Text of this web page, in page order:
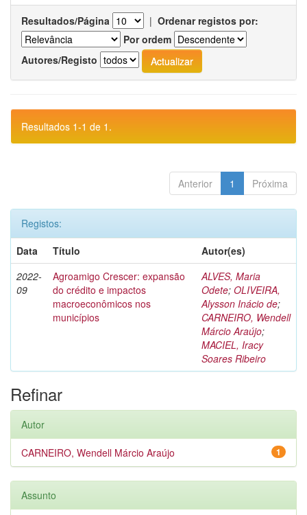
Resultados/Página | Ordenar registos por:
Por ordem
Autores/Registo
Resultados 1-1 de 1.
Anterior 1 Próxima
Registos:
Data
Título
Autor(es)
2022-
09
Agroamigo Crescer: expansão
do crédito e impactos
macroeconômicos nos
municípios
ALVES, Maria
Odete; OLIVEIRA,
Alysson Inácio de;
CARNEIRO, Wendell
Márcio Araújo;
MACIEL, Iracy
Soares Ribeiro
Refinar
Autor
1
CARNEIRO, Wendell Márcio Araújo
Assunto